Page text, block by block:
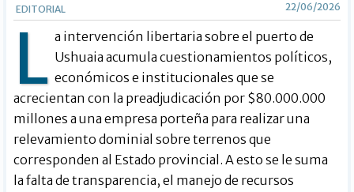
EDITORIAL 22/06/2026
L a intervención libertaria sobre el puerto de
Ushuaia acumula cuestionamientos políticos,
económicos e institucionales que se
acrecientan con la preadjudicación por $80.000.000
millones a una empresa porteña para realizar una
relevamiento dominial sobre terrenos que
corresponden al Estado provincial. A esto se le suma
la falta de transparencia, el manejo de recursos